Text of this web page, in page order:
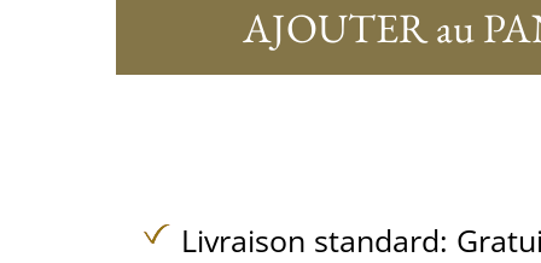
AJOUTER au
Livraison standard: